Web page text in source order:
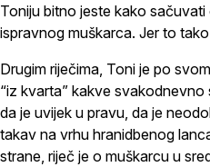
Toniju bitno jeste kako
ispravnog muškarca. Jer to
Drugim riječima, Toni je po
“iz kvarta” kakve
da je uvijek u pravu, da je
takav na vrhu hranidbenog
strane, riječ je o muškarcu u